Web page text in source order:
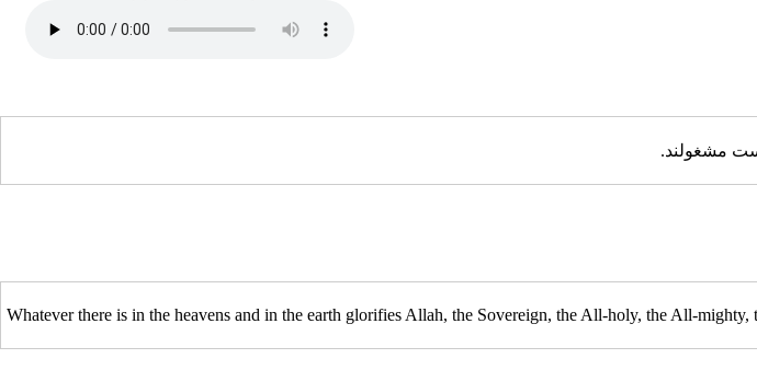
مشغولند.
Whatever there is in the heavens and in the earth glorifies Allah, the Sovereign, the All-holy, the All-mighty,